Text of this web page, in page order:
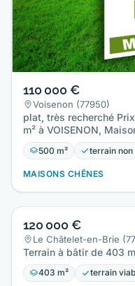
110 000 €
Voisenon (77950)
plat, très recherché
m² à VOISENON,
construire…
500 m² terrain non
MAISONS CHÊNES
120 000 €
Le Châtelet-en-Brie
Terrain à bâtir de 403
403 m² terrain